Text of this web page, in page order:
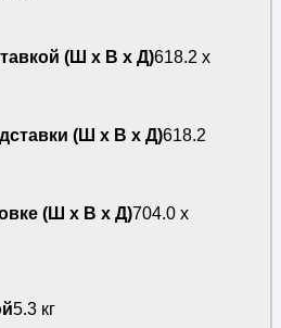
(Ш х В х Д)618.2 x
(Ш х В х Д)618.2
(Ш х В х Д)704.0 x
5.3 кг